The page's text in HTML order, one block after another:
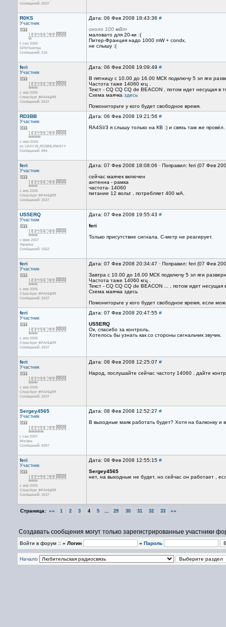
Сообщений: 2637
R0KS
Участник
с сен 2006
SPb/Чукотка
Сообщений: 216
Дата: 06 Фев 2008 18:43:36 #
около 100 мВт
маловато для 20-ки :(
Питер-Франция надо 1000 mW + condx,
не слышу :(
feri
Участник
с апр 2005
Страсбург ФРАНЦИЯ
Сообщений: 2637
Дата: 06 Фев 2008 19:09:49 #
В пятницу с 10.00 до 16.00 МСК подключу 5 эл яги
Частота таже 14060 кгц .
Текст - CQ CQ CQ de BEACON , потом идет несущая в
Схема маячка здесь
Помониторьте у кого будет свободное время.
RD3BB
Участник
с июл 2005
ex UA4YJE,RD3BB,RW4YY
Сообщений: 894
Дата: 06 Фев 2008 19:21:56 #
RA4SI/3 я слышу только на КВ :) и связь там же провёл.
feri
Участник
с апр 2005
Страсбург ФРАНЦИЯ
Сообщений: 2637
Дата: 07 Фев 2008 18:08:06 · Поправил: feri (07 Фев
сейчас маячек включен
антенна - рамка
частота- 14060
питание 12 вольт , потребляет 400 мА.
US5ERQ
Участник
с фев 2007
Украина
Сообщений: 1552
Дата: 07 Фев 2008 19:55:43 #
feri
Только присутствие сигнала. С-метр не реагирует.
feri
Участник
с апр 2005
Страсбург ФРАНЦИЯ
Сообщений: 2637
Дата: 07 Фев 2008 20:34:47 · Поправил: feri (07 Фев
Завтра с 10.00 до 16.00 МСК подключу 5 эл яги
Частота таже 14060 кгц .
Текст - CQ CQ CQ de BEACON ... , потом идет несущая
Схема маячка здесь
Помониторьте у кого будет свободное время, если
feri
Участник
с апр 2005
Страсбург ФРАНЦИЯ
Сообщений: 2637
Дата: 07 Фев 2008 20:47:55 #
US5ERQ
Ок, спасибо за контроль.
Хотелось бы узнать как со стороны сигнальчик звучик.
feri
Участник
с апр 2005
Страсбург ФРАНЦИЯ
Сообщений: 2637
Дата: 08 Фев 2008 12:25:07 #
Народ, послушайте сейчас частоту 14060 , дайте
Sergey4565
Участник
с сен 2007
Москва
Сообщений: 8397
Дата: 08 Фев 2008 12:52:27 #
В выходные маяк работать будет? Хотя на балконку и
feri
Участник
с апр 2005
Страсбург ФРАНЦИЯ
Сообщений: 2637
Дата: 08 Фев 2008 12:55:15 #
Sergey4565
нет, на выходные не будет, но сейчас он работает ,
Страница: «« 1 2 3 4 5 29 30 31 32 33 »»
Создавать сообщения могут только зарегистрированные участники
Войти в форум :: » Логин » Пароль
Начало